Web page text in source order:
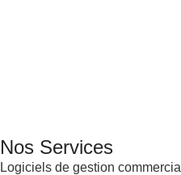
Nos Services
Logiciels de gestion commercial